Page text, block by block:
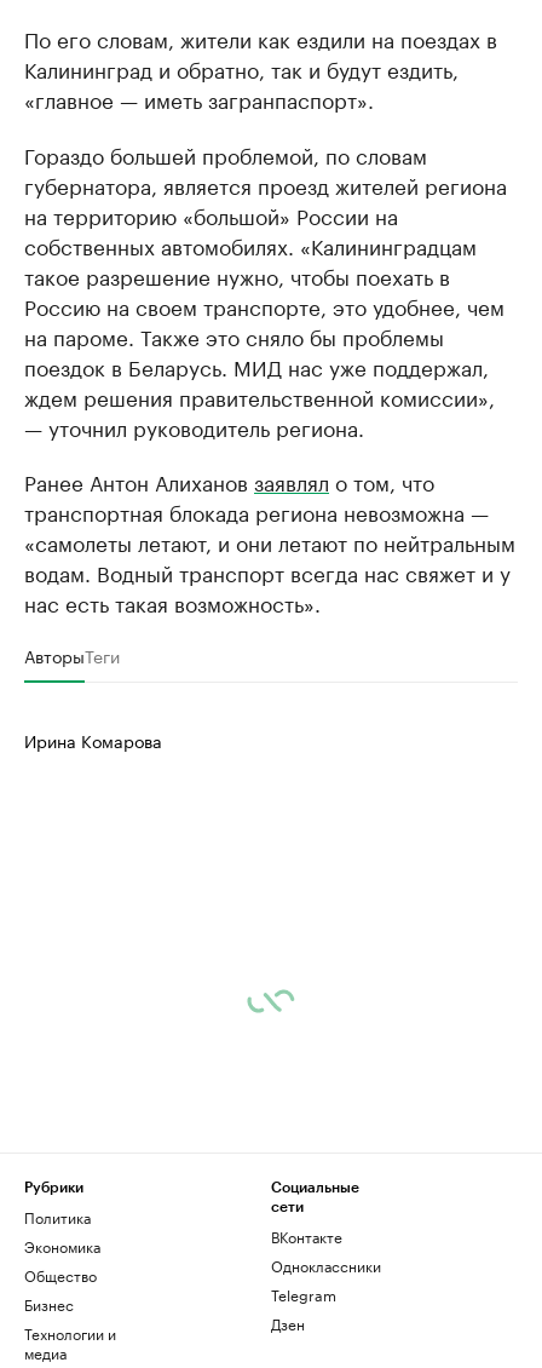
По его словам, жители как ездили на поездах в
Калининград и обратно, так и будут ездить,
«главное — иметь загранпаспорт».
Гораздо большей проблемой, по словам
губернатора, является проезд жителей региона
на территорию «большой» России на
собственных автомобилях. «Калининградцам
такое разрешение нужно, чтобы поехать в
Россию на своем транспорте, это удобнее, чем
на пароме. Также это сняло бы проблемы
поездок в Беларусь. МИД нас уже поддержал,
ждем решения правительственной комиссии»,
— уточнил руководитель региона.
Ранее Антон Алиханов заявлял о том, что
транспортная блокада региона невозможна —
«самолеты летают, и они летают по нейтральным
водам. Водный транспорт всегда нас свяжет и у
нас есть такая возможность».
АвторыТеги
Ирина Комарова
Рубрики
Политика
Экономика
Общество
Бизнес
Технологии и
медиа
Социальные
сети
ВКонтакте
Одноклассники
Telegram
Дзен